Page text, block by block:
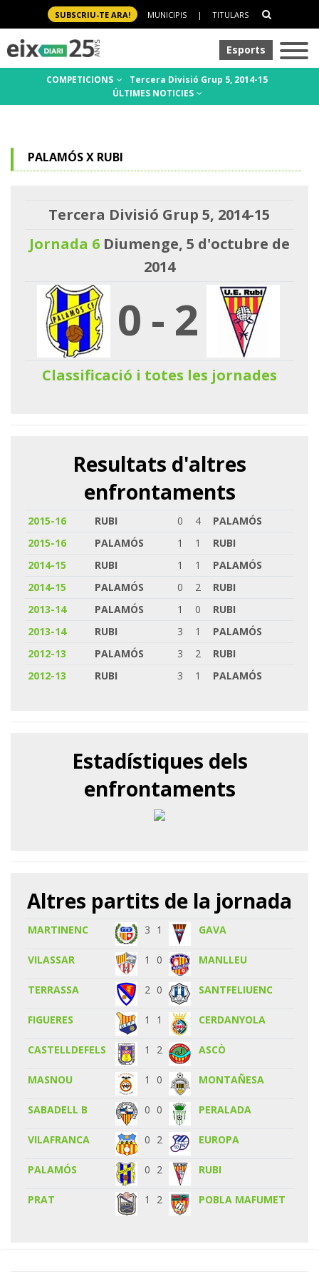
SUBSCRIU-TE ARA! MUNICIPIS | TITULARS
Esports
COMPETICIONS
Tercera Divisió Grup 5, 2014-15
ÚLTIMES NOTICIES
PALAMÓS X RUBI
Tercera Divisió Grup 5, 2014-15
Jornada 6Diumenge, 5 d'octubre de
2014
0 - 2
Classificació i totes les jornades
Resultats d'altres
enfrontaments
2015-16 RUBI 0 4
PALAMÓS
2015-16
PALAMÓS 1 1
RUBI
2014-15
RUBI 1 1
PALAMÓS
2014-15
PALAMÓS 0 2
RUBI
2013-14
PALAMÓS 1 0
RUBI
2013-14
RUBI 3 1
PALAMÓS
2012-13
PALAMÓS 3 2
RUBI
2012-13
RUBI 3 1 PALAMÓS
Estadístiques dels
enfrontaments
Altres partits de la jornada
MARTINENC 3 1 GAVA
VILASSAR 1 0 MANLLEU
TERRASSA 2 0 SANTFELIUENC
FIGUERES 1 1 CERDANYOLA
CASTELLDEFELS 1 2 ASCÒ
MASNOU 1 0 MONTAÑESA
SABADELL B 0 0 PERALADA
VILAFRANCA 0 2 EUROPA
PALAMÓS 0 2 RUBI
PRAT 1 2 POBLA MAFUMET